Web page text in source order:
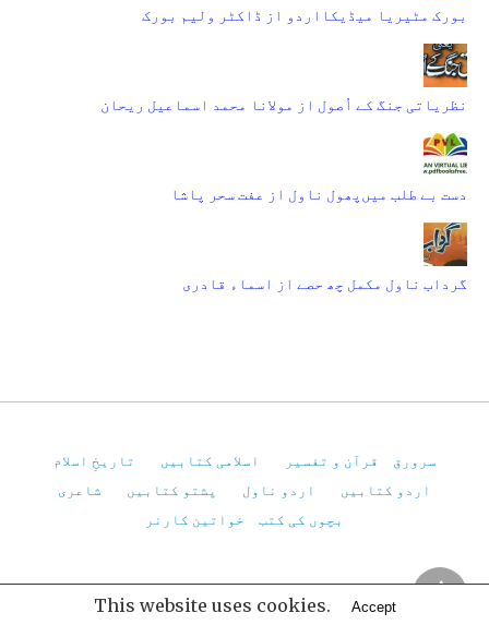
بورک مٹیریا میڈیکااردو از ڈاکٹر ولیم بورک
نظریاتی جنگ کے اُصول از مولانا محمد اسماعیل ریحان
دست بے طلب میں‌پھول ناول از عفت سحر پاشا
گرداب ناول مکمل چھ حصے از اسماء قادری
سرورق قرآن و تفسیر اسلامی کتابیں
تاریخِ اسلام
اردو کتابیں
اردو ناول پشتو کتابیں
شاعری
بچوں کی کتب
خواتین کارنر
Pakistan Virtual Library
This website uses cookies. Accept